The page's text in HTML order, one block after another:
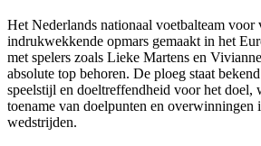
Het Nederlands nationaal voetbalteam voor
indrukwekkende opmars gemaakt in het
met spelers zoals Lieke Martens en
absolute top behoren. De ploeg staat
speelstijl en doeltreffendheid voor het doel,
toename van doelpunten en overwinningen
wedstrijden.